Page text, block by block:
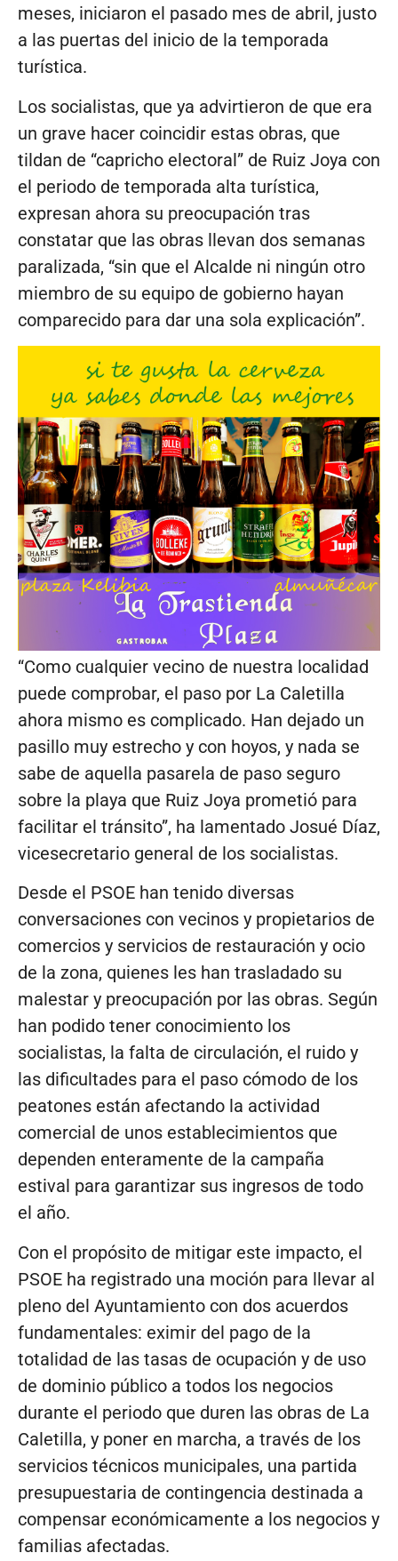
meses, iniciaron el pasado mes de abril, justo
a las puertas del inicio de la temporada
turística.
Los socialistas, que ya advirtieron de que era
un grave hacer coincidir estas obras, que
tildan de “capricho electoral” de Ruiz Joya con
el periodo de temporada alta turística,
expresan ahora su preocupación tras
constatar que las obras llevan dos semanas
paralizada, “sin que el Alcalde ni ningún otro
miembro de su equipo de gobierno hayan
comparecido para dar una sola explicación”.
“Como cualquier vecino de nuestra localidad
puede comprobar, el paso por La Caletilla
ahora mismo es complicado. Han dejado un
pasillo muy estrecho y con hoyos, y nada se
sabe de aquella pasarela de paso seguro
sobre la playa que Ruiz Joya prometió para
facilitar el tránsito”, ha lamentado Josué Díaz,
vicesecretario general de los socialistas.
Desde el PSOE han tenido diversas
conversaciones con vecinos y propietarios de
comercios y servicios de restauración y ocio
de la zona, quienes les han trasladado su
malestar y preocupación por las obras. Según
han podido tener conocimiento los
socialistas, la falta de circulación, el ruido y
las dificultades para el paso cómodo de los
peatones están afectando la actividad
comercial de unos establecimientos que
dependen enteramente de la campaña
estival para garantizar sus ingresos de todo
el año.
Con el propósito de mitigar este impacto, el
PSOE ha registrado una moción para llevar al
pleno del Ayuntamiento con dos acuerdos
fundamentales: eximir del pago de la
totalidad de las tasas de ocupación y de uso
de dominio público a todos los negocios
durante el periodo que duren las obras de La
Caletilla, y poner en marcha, a través de los
servicios técnicos municipales, una partida
presupuestaria de contingencia destinada a
compensar económicamente a los negocios y
familias afectadas.